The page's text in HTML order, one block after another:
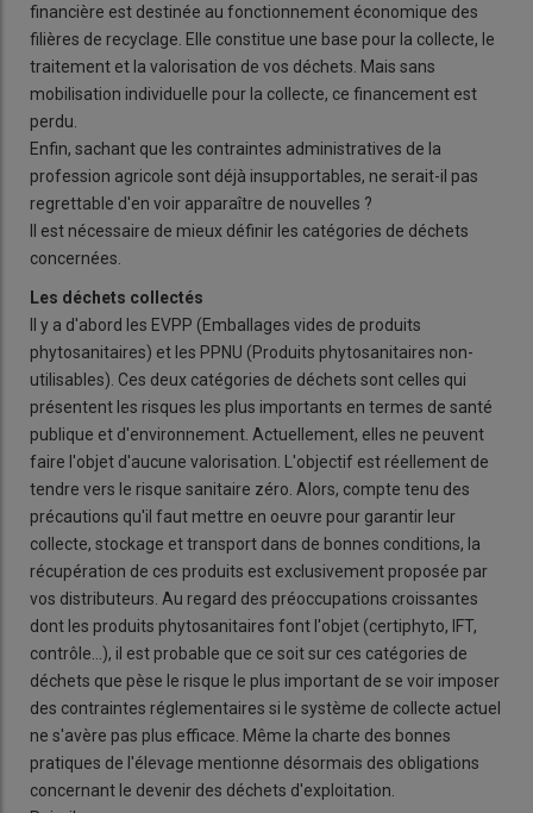
financière est destinée au fonctionnement économique des
filières de recyclage. Elle constitue une base pour la collecte, le
traitement et la valorisation de vos déchets. Mais sans
mobilisation individuelle pour la collecte, ce financement est
perdu.
Enfin, sachant que les contraintes administratives de la
profession agricole sont déjà insupportables, ne serait-il pas
regrettable d'en voir apparaître de nouvelles ?
Il est nécessaire de mieux définir les catégories de déchets
concernées.
Les déchets collectés
Il y a d'abord les EVPP (Emballages vides de produits
phytosanitaires) et les PPNU (Produits phytosanitaires non-
utilisables). Ces deux catégories de déchets sont celles qui
présentent les risques les plus importants en termes de santé
publique et d'environnement. Actuellement, elles ne peuvent
faire l'objet d'aucune valorisation. L'objectif est réellement de
tendre vers le risque sanitaire zéro. Alors, compte tenu des
précautions qu'il faut mettre en oeuvre pour garantir leur
collecte, stockage et transport dans de bonnes conditions, la
récupération de ces produits est exclusivement proposée par
vos distributeurs. Au regard des préoccupations croissantes
dont les produits phytosanitaires font l'objet (certiphyto, IFT,
contrôle...), il est probable que ce soit sur ces catégories de
déchets que pèse le risque le plus important de se voir imposer
des contraintes réglementaires si le système de collecte actuel
ne s'avère pas plus efficace. Même la charte des bonnes
pratiques de l'élevage mentionne désormais des obligations
concernant le devenir des déchets d'exploitation.